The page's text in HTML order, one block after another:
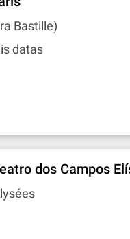
Bastille)
datas
dos Campos